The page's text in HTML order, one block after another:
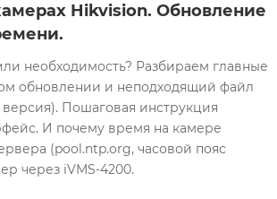
Hikvision. Обновление
необходимость? Разбираем главные
обновлении и неподходящий файл
Пошаговая инструкция
И почему время на камере
(pool.ntp.org, часовой пояс
через iVMS-4200.